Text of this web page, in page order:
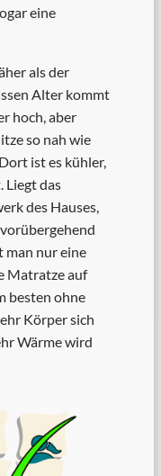
eine
als der
Alter kommt
hoch, aber
so nah wie
ist es kühler,
Liegt das
des Hauses,
man nur eine
Matratze auf
besten ohne
Körper sich
Wärme wird